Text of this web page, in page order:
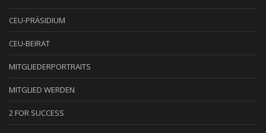
CEU-PRÄSIDIUM
CEU-BEIRAT
MITGLIEDERPORTRAITS
MITGLIED WERDEN
2 FOR SUCCESS